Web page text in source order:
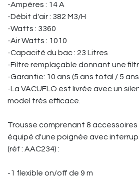
-Ampères : 14 A
-Débit d'air : 382 M3/H
-Watts : 3360
-Air Watts : 1010
-Capacité du bac : 23 Litres
-Filtre remplaçable donnant une
-Garantie: 10 ans (5 ans total / 5
-La VACUFLO est livrée avec un
model très efficace.
Trousse comprenant 8
équipé d'une poignée avec
(réf : AAC234) :
-1 flexible on/off de 9 m